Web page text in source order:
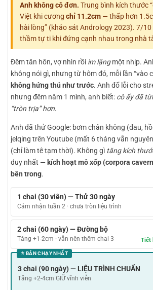
Anh không cô đơn. Trung bình kích thước
Việt khi cương chỉ 11.2cm — thấp hơn
hài lòng” (khảo sát Andrology 2023). 7/10
thầm tự ti khi đứng cạnh nhau trong nhà
Đêm tân hôn, vợ nhìn rồi im lặngmột nhịp.
không nói gì, nhưng từ hôm đó, mỗi lần “vào
không hứng thú như trước. Anh đổ lỗi cho
nhưng đêm nằm 1 mình, anh biết: cô ấy đã
“tròn trịa” hơn.
Anh đã thử Google: bơm chân không (đau,
jelqing trên Youtube (mất 6 tháng vẫn
(chỉ làm tê tạm thời). Không gì tăng kích
duy nhất — kích hoạt mô xốp (corpora
bên trong.
1 chai (30 viên) — Thử 30 ngày
Cảm nhận tuần 2 · chưa tròn liệu trình
2 chai (60 ngày) — Đường bộ
Tăng +1-2cm · vẫn nên thêm chai 3 Tiết
⭐ BÁN CHẠY NHẤT
3 chai (90 ngày) — LIỆU TRÌNH CHUẨN
Tăng +2-4cm GIỮ vĩnh viễn